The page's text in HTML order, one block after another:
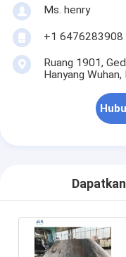
Ms. henry
+1 6476283908
Ruang 1901,
Hanyang Wuhan,